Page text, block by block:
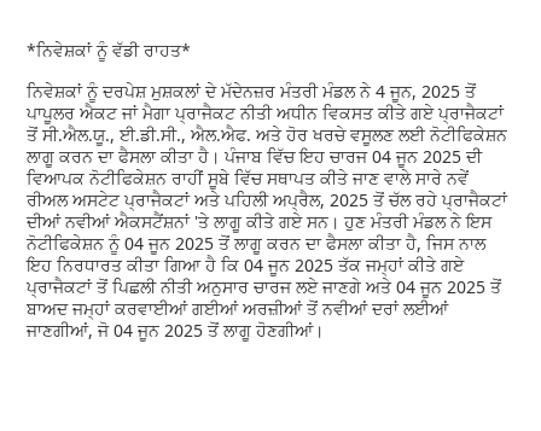
*ਨਿਵੇਸ਼ਕਾਂ ਨੂੰ ਵੱਡੀ ਰਾਹਤ*
ਨਿਵੇਸ਼ਕਾਂ ਨੂੰ ਦਰਪੇਸ਼ ਮੁਸ਼ਕਲਾਂ ਦੇ ਮੱਦੇਨਜ਼ਰ ਮੰਤਰੀ ਮੰਡਲ ਨੇ 4 ਜੂਨ, 2025 ਤੋਂ
ਪਾਪੂਲਰ ਐਕਟ ਜਾਂ ਮੈਗਾ ਪ੍ਰਾਜੈਕਟ ਨੀਤੀ ਅਧੀਨ ਵਿਕਸਤ ਕੀਤੇ ਗਏ ਪ੍ਰਾਜੈਕਟਾਂ
ਤੋਂ ਸੀ.ਐਲ.ਯੂ., ਈ.ਡੀ.ਸੀ., ਐਲ.ਐਫ. ਅਤੇ ਹੋਰ ਖਰਚੇ ਵਸੂਲਣ ਲਈ ਨੋਟੀਫਿਕੇਸ਼ਨ
ਲਾਗੂ ਕਰਨ ਦਾ ਫੈਸਲਾ ਕੀਤਾ ਹੈ। ਪੰਜਾਬ ਵਿੱਚ ਇਹ ਚਾਰਜ 04 ਜੂਨ 2025 ਦੀ
ਵਿਆਪਕ ਨੋਟੀਫਿਕੇਸ਼ਨ ਰਾਹੀਂ ਸੂਬੇ ਵਿੱਚ ਸਥਾਪਤ ਕੀਤੇ ਜਾਣ ਵਾਲੇ ਸਾਰੇ ਨਵੇਂ
ਰੀਅਲ ਅਸਟੇਟ ਪ੍ਰਾਜੈਕਟਾਂ ਅਤੇ ਪਹਿਲੀ ਅਪ੍ਰੈਲ, 2025 ਤੋਂ ਚੱਲ ਰਹੇ ਪ੍ਰਾਜੈਕਟਾਂ
ਦੀਆਂ ਨਵੀਆਂ ਐਕਸਟੈਂਸ਼ਨਾਂ 'ਤੇ ਲਾਗੂ ਕੀਤੇ ਗਏ ਸਨ। ਹੁਣ ਮੰਤਰੀ ਮੰਡਲ ਨੇ ਇਸ
ਨੋਟੀਫਿਕੇਸ਼ਨ ਨੂੰ 04 ਜੂਨ 2025 ਤੋਂ ਲਾਗੂ ਕਰਨ ਦਾ ਫੈਸਲਾ ਕੀਤਾ ਹੈ, ਜਿਸ ਨਾਲ
ਇਹ ਨਿਰਧਾਰਤ ਕੀਤਾ ਗਿਆ ਹੈ ਕਿ 04 ਜੂਨ 2025 ਤੱਕ ਜਮ੍ਹਾਂ ਕੀਤੇ ਗਏ
ਪ੍ਰਾਜੈਕਟਾਂ ਤੋਂ ਪਿਛਲੀ ਨੀਤੀ ਅਨੁਸਾਰ ਚਾਰਜ ਲਏ ਜਾਣਗੇ ਅਤੇ 04 ਜੂਨ 2025 ਤੋਂ
ਬਾਅਦ ਜਮ੍ਹਾਂ ਕਰਵਾਈਆਂ ਗਈਆਂ ਅਰਜ਼ੀਆਂ ਤੋਂ ਨਵੀਆਂ ਦਰਾਂ ਲਈਆਂ
ਜਾਣਗੀਆਂ, ਜੋ 04 ਜੂਨ 2025 ਤੋਂ ਲਾਗੂ ਹੋਣਗੀਆਂ।